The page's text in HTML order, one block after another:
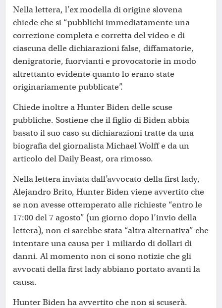
Nella lettera, l’ex modella di origine slovena
chiede che si “pubblichi immediatamente una
correzione completa e corretta del video e di
ciascuna delle dichiarazioni false, diffamatorie,
denigratorie, fuorvianti e provocatorie in modo
altrettanto evidente quanto lo erano state
originariamente pubblicate”.
Chiede inoltre a Hunter Biden delle scuse
pubbliche. Sostiene che il figlio di Biden abbia
basato il suo caso su dichiarazioni tratte da una
biografia del giornalista Michael Wolff e da un
articolo del Daily Beast, ora rimosso.
Nella lettera inviata dall’avvocato della first lady,
Alejandro Brito, Hunter Biden viene avvertito che
se non avesse ottemperato alle richieste “entro le
17:00 del 7 agosto” (un giorno dopo l’invio della
lettera), non ci sarebbe stata “altra alternativa” che
intentare una causa per 1 miliardo di dollari di
danni. Al momento non ci sono notizie che gli
avvocati della first lady abbiano portato avanti la
causa.
Hunter Biden ha avvertito che non si scuserà.